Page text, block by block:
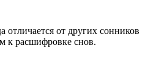
отличается от других сонников
к расшифровке снов.